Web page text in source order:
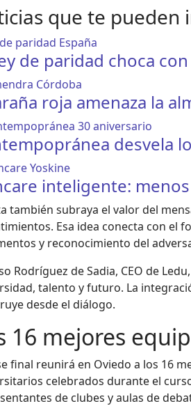
que te pueden
de paridad choca
roja amenaza la
desvela
inteligente:
también subraya el valor del
Esa idea conecta con el
y reconocimiento del
Rodríguez de Sadia, CEO de
talento y futuro. La
desde el diálogo.
16 mejores
final reunirá en Oviedo a los 16
celebrados durante el
de clubes y aulas de